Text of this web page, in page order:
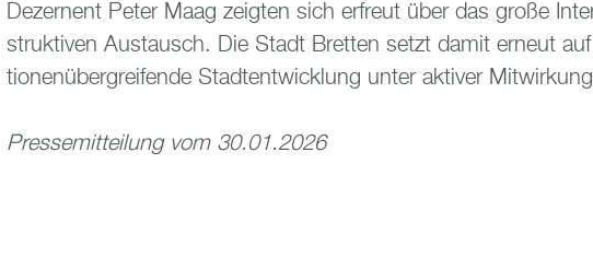
De­zer­nent Peter Maag zeig­ten sich er­freut über das große
struk­ti­ven Aus­tausch. Die Stadt Brett­en setzt damit er­neut
tio­nen­über­grei­fen­de Stadt­ent­wick­lung unter ak­ti­ver
Pres­se­mit­tei­lung vom 30.01.2026